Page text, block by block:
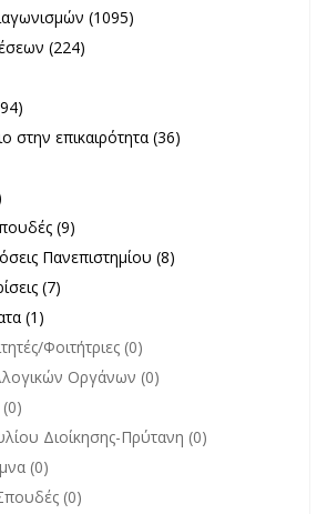
Διαγωνισμών filter
(1095)
Θέσεων filter
(224)
filter
στην επικαιρότητα filter
στην επικαιρότητα (36)
filter
Σπουδές filter
(9)
Εκδόσεις Πανεπιστημίου filter
Πανεπιστημίου (8)
filter
(7)
Θέματα filter
(1)
Φοιτήτριες (0)
Οργάνων (0)
Διοίκησης-Πρύτανη (0)
(0)
(0)